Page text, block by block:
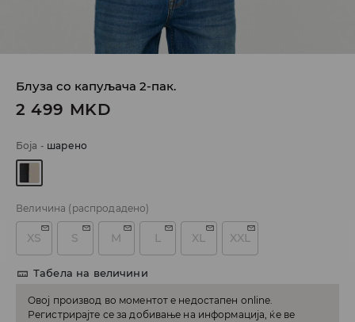
Блуза со капуљача 2-пак.
2 499 MKD
Боја - шарено
Величина (распродадено)
XS S M L XL XXL
Табела на величини
Овој производ во моментот е недостапен online.
Регистрирајте се за добивање на информација, ќе ве